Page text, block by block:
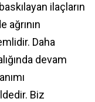
ilaçların
ağrının
Daha
devam
Biz